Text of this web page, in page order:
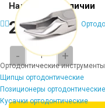
Ортодонтические инструменты
Щипцы ортодонтические
Позиционеры ортодонтические
Кусачки ортодонтические
Наличие:
В наличии
2156 ₽
- +